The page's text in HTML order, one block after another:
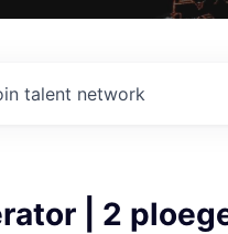
talent network
| 2